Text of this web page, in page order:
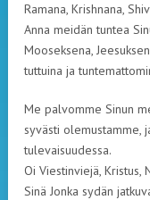
Ramana, Krishnana,
Anna meidän tuntea
Mooseksena,
tuttuina ja
Me palvomme Sinun
syvästi olemustamme,
tulevaisuudessa.
Oi Viestinviejä, Kristus,
Sinä Jonka sydän